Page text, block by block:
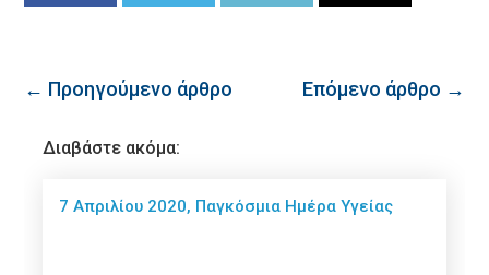
← Προηγούμενο άρθρο Επόμενο άρθρο →
Διαβάστε ακόμα:
7 Απριλίου 2020, Παγκόσμια Ημέρα Υγείας